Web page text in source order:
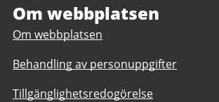
verksamhet
Göteborgs
daglig
verksamhet
Göteborgs
Stad
Om webbplatsen
Om webbplatsen
Behandling av personuppgifter
Tillgänglighetsredogörelse